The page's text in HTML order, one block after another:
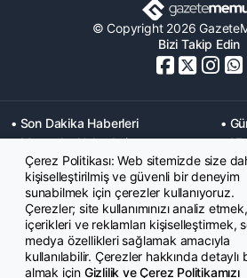
© Copyright 2026
Bizi Takip Edin
• Son Dakika Haberleri
•
• Memurlar Haberleri
•
• Ekonomi Haberleri
•
• Yaşam Haberleri
•
• Mahkeme Kararları
Haberleri
Çerez Politikası: Web sitemizde size
kişiselleştirilmiş ve güvenli bir deneyim
sunabilmek için çerezler kullanıyoruz.
Çerezler; site kullanımınızı analiz etmek,
içerikleri ve reklamları kişiselleştirmek,
medya özellikleri sağlamak amacıyla
kullanılabilir. Çerezler hakkında detaylı
almak için Gizlilik ve Çerez Politikamızı